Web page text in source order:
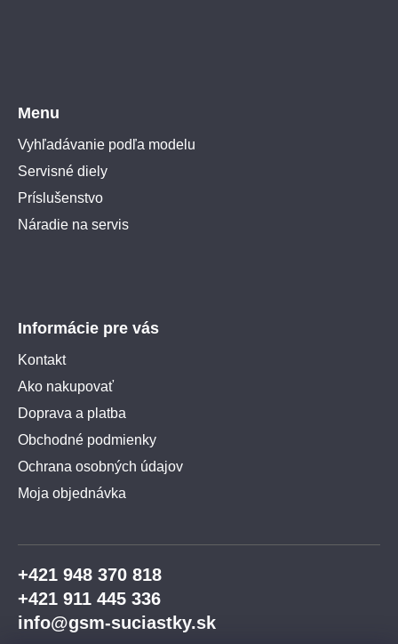
Menu
Vyhľadávanie podľa modelu
Servisné diely
Príslušenstvo
Náradie na servis
Informácie pre vás
Kontakt
Ako nakupovať
Doprava a platba
Obchodné podmienky
Ochrana osobných údajov
Moja objednávka
+421 948 370 818
+421 911 445 336
info@gsm-suciastky.sk